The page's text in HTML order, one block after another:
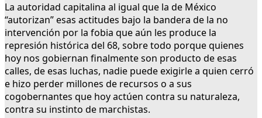
La autoridad capitalina al igual que la de México
“autorizan” esas actitudes bajo la bandera de la no
intervención por la fobia que aún les produce la
represión histórica del 68, sobre todo porque quienes
hoy nos gobiernan finalmente son producto de esas
calles, de esas luchas, nadie puede exigirle a quien cerró
e hizo perder millones de recursos o a sus
cogobernantes que hoy actúen contra su naturaleza,
contra su instinto de marchistas.